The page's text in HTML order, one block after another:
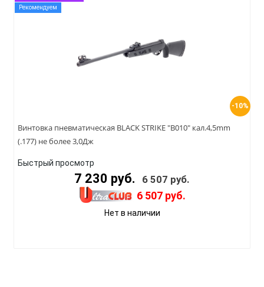
-10%
Рекомендуем
Винтовка пневматическая BLACK STRIKE "B010" кал.4,5mm
(.177) не более 3,0Дж
Быстрый просмотр
7 230 руб. 6 507 руб.
6 507 руб.
Нет в наличии